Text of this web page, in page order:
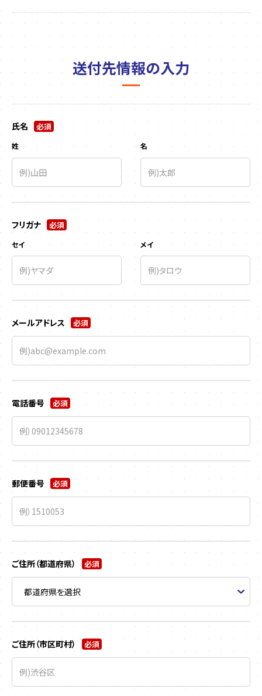
送付先情報の入力
氏名 必須
姓 名
フリガナ 必須
セイ メイ
メールアドレス 必須
電話番号 必須
郵便番号 必須
ご住所（都道府県） 必須
ご住所（市区町村） 必須